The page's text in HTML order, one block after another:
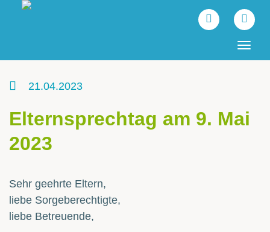
21.04.2023
Elternsprechtag am 9. Mai
2023
Sehr geehrte Eltern,
liebe Sorgeberechtigte,
liebe Betreuende,